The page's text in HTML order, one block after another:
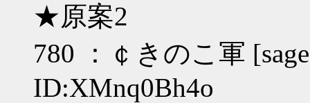
★原案2
780 ：￠きのこ軍
ID:XMnq0Bh4o